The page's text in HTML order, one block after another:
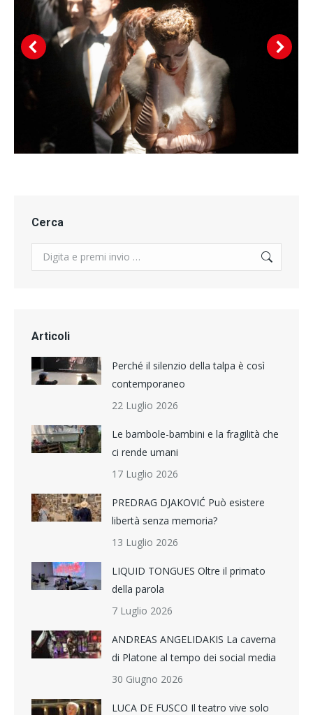
Cerca
Search:
Articoli
Perché il silenzio della talpa è così
contemporaneo
22 Luglio 2026
Le bambole-bambini e la fragilità che
ci rende umani
17 Luglio 2026
PREDRAG DJAKOVIĆ Può esistere
libertà senza memoria?
13 Luglio 2026
LIQUID TONGUES Oltre il primato
della parola
7 Luglio 2026
ANDREAS ANGELIDAKIS La caverna
di Platone al tempo dei social media
30 Giugno 2026
LUCA DE FUSCO Il teatro vive solo